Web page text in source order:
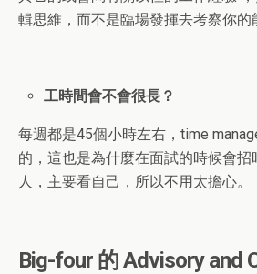
輯思維，而不是臨場發揮去考察你的
工時間會不會很長？
每週都是45個小時左右，time
的，這也是為什麼在面試的時候會
人，主要看自己，所以不用太擔心。
Big-four 的 Advisory and